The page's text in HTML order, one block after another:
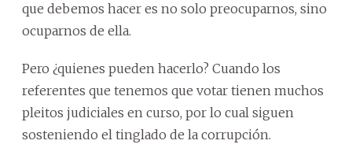
que debemos hacer es no solo preocuparnos, sino
ocuparnos de ella.
Pero ¿quienes pueden hacerlo? Cuando los
referentes que tenemos que votar tienen muchos
pleitos judiciales en curso, por lo cual siguen
sosteniendo el tinglado de la corrupción.